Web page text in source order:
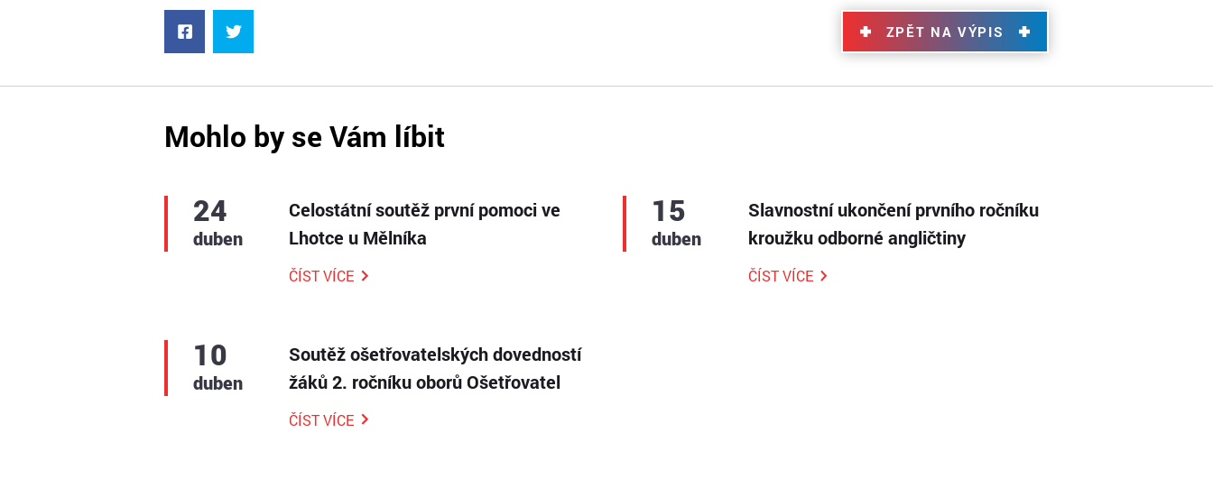
ZPĚT NA VÝPIS
Mohlo by se Vám líbit
24
duben
Celostátní soutěž první pomoci ve
Lhotce u Mělníka
ČÍST VÍCE
15
duben
Slavnostní ukončení prvního ročníku
kroužku odborné angličtiny
ČÍST VÍCE
10
duben
Soutěž ošetřovatelských dovedností
žáků 2. ročníku oborů Ošetřovatel
ČÍST VÍCE